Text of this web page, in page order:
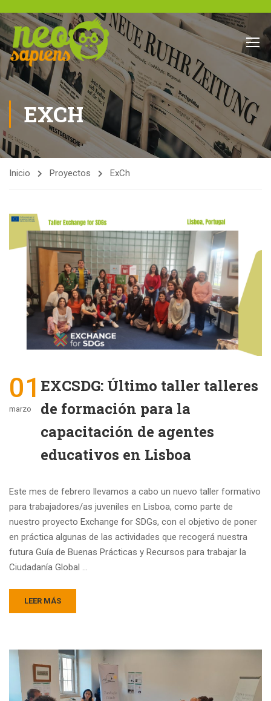
EXCH
Inicio Proyectos ExCh
01
marzo
EXCSDG: Último taller talleres
de formación para la
capacitación de agentes
educativos en Lisboa
Este mes de febrero llevamos a cabo un nuevo taller formativo
para trabajadores/as juveniles en Lisboa, como parte de
nuestro proyecto Exchange for SDGs, con el objetivo de poner
en práctica algunas de las actividades que recogerá nuestra
futura Guía de Buenas Prácticas y Recursos para trabajar la
Ciudadanía Global …
LEER MÁS